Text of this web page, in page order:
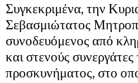
Συγκεκριμένα, την
Σεβασμιώτατος
συνοδευόμενος από
και στενούς
προσκυνήματος, στο